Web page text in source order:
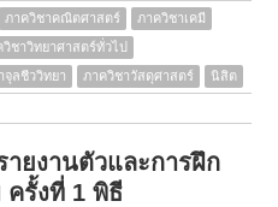
ภาควิชาคณิตศาสตร์
ภาควิชาเคมี
วิชาวิทยาศาสตร์ทั่วไป
จุลชีววิทยา ภาควิชาวัสดุศาสตร์ นิสิต
ายงานตัวและการฝึก
ครั้งที่ 1 พิธี